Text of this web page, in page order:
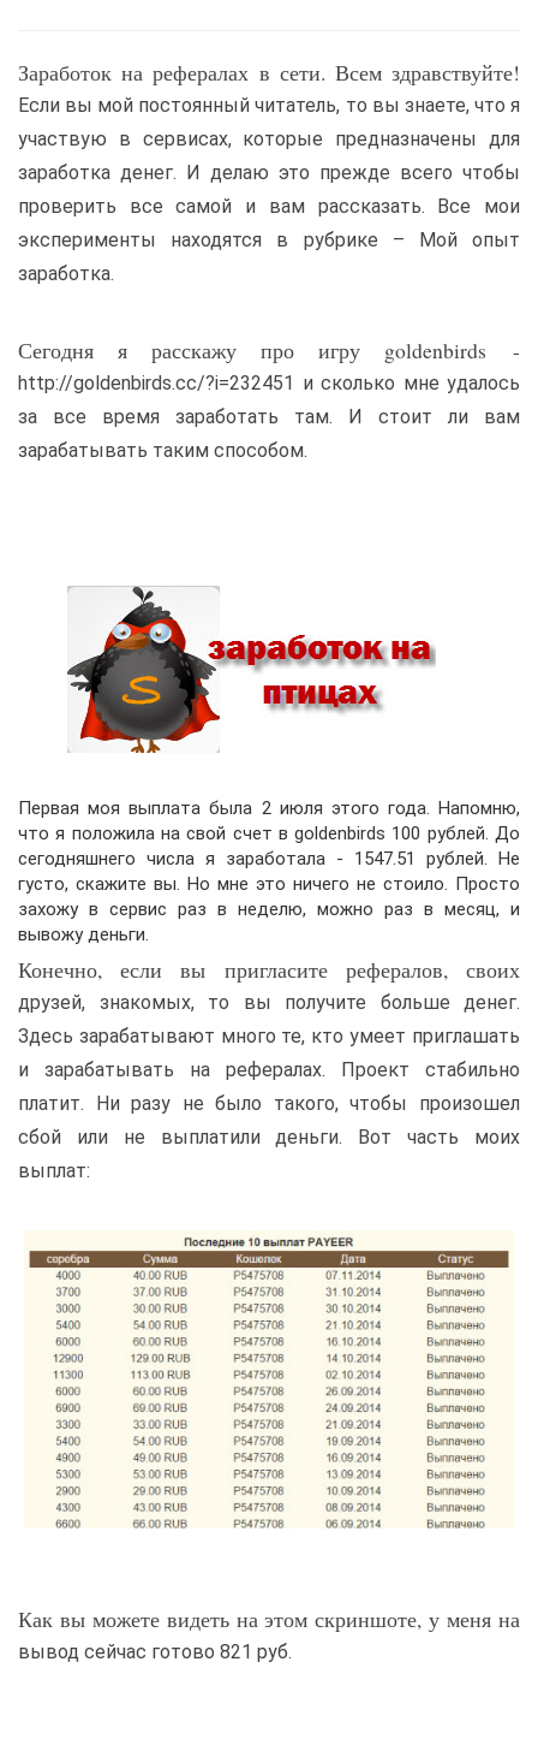
Заработок на рефералах в сети. Всем здравствуйте!
Если вы мой постоянный читатель, то вы знаете, что я
участвую в сервисах, которые предназначены для
заработка денег. И делаю это прежде всего чтобы
проверить все самой и вам рассказать. Все мои
эксперименты находятся в рубрике – Мой опыт
заработка.
Сегодня я расскажу про игру goldenbirds -
http://goldenbirds.cc/?i=232451 и сколько мне удалось
за все время заработать там. И стоит ли вам
зарабатывать таким способом.
Первая моя выплата была 2 июля этого года. Напомню,
что я положила на свой счет в goldenbirds 100 рублей. До
сегодняшнего числа я заработала - 1547.51 рублей. Не
густо, скажите вы. Но мне это ничего не стоило. Просто
захожу в сервис раз в неделю, можно раз в месяц, и
вывожу деньги.
Конечно, если вы пригласите рефералов, своих
друзей, знакомых, то вы получите больше денег.
Здесь зарабатывают много те, кто умеет приглашать
и зарабатывать на рефералах. Проект стабильно
платит. Ни разу не было такого, чтобы произошел
сбой или не выплатили деньги. Вот часть моих
выплат:
Как вы можете видеть на этом скриншоте, у меня на
вывод сейчас готово 821 руб.